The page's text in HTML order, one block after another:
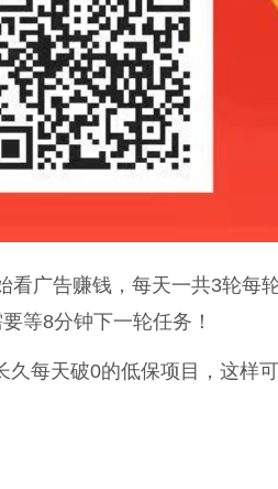
看广告赚钱，每天一共3轮每
等8分钟下一轮任务！
每天破0的低保项目，这样